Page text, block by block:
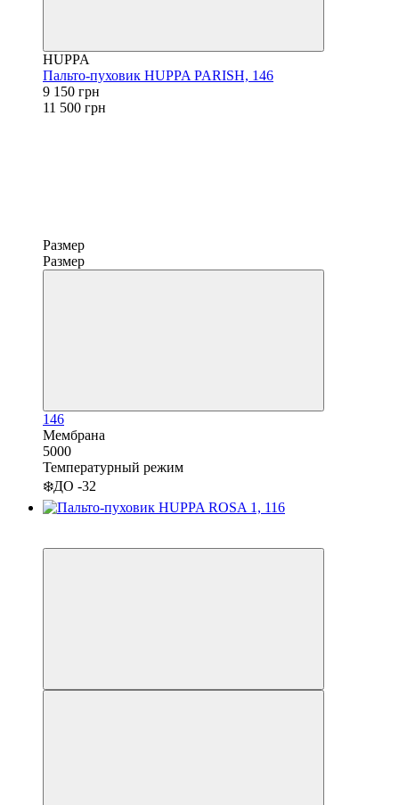
HUPPA
Пальто-пуховик HUPPA PARISH, 146
9 150 грн
11 500 грн
Размер
Размер
146
Мембрана
5000
Температурный режим
❄️ДО -32